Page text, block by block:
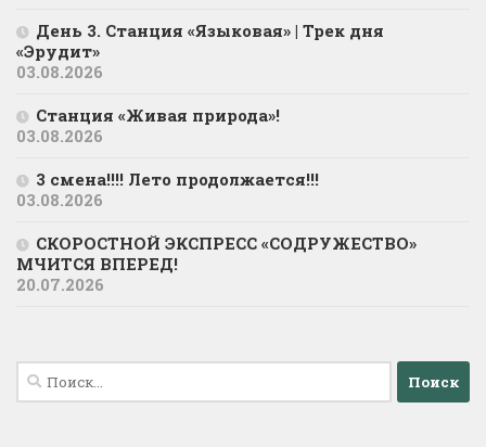
День 3. Станция «Языковая» | Трек дня
«Эрудит»
03.08.2026
Станция «Живая природа»!
03.08.2026
3 смена!!!! Лето продолжается!!!
03.08.2026
СКОРОСТНОЙ ЭКСПРЕСС «СОДРУЖЕСТВО»
МЧИТСЯ ВПЕРЕД!
20.07.2026
Найти: